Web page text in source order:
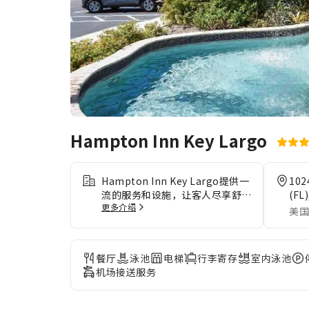
Hampton Inn Key Largo
Hampton Inn Key Largo提供一
流的服务和设施，让客人尽享舒
适。住宿期间可免费使用互联网，
质的住宿期间，尽心尽责的前台工
作人员可以为您提供礼宾服务等一
系列便利设施。在悠闲的白天和晚
上，客房送餐服务等房内设施可让
您充分享受住宿时光。住宿全面禁
更多介绍
美
餐厅 泳池 电梯 行李寄存 室内泳池
机场接送服务